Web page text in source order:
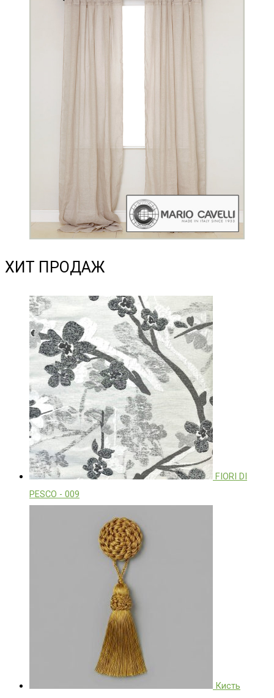
ХИТ ПРОДАЖ
FIORI DI
PESCO - 009
Кисть